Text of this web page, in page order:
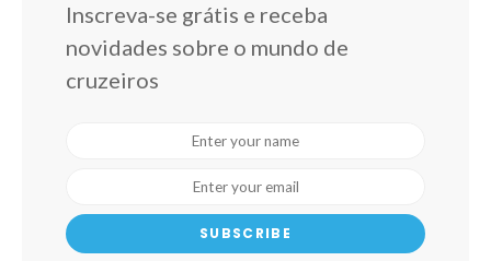
Inscreva-se grátis e receba
novidades sobre o mundo de
cruzeiros
SUBSCRIBE